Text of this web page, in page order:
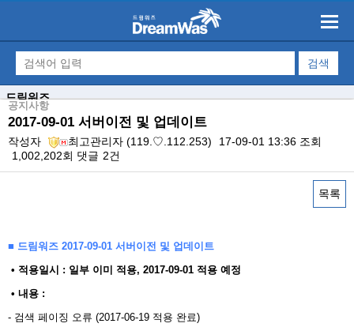
드림워즈
공지사항
2017-09-01 서버이전 및 업데이트
작성자 최고관리자 (119.♡.112.253) 17-09-01 13:36 조회
1,002,202회 댓글 2건
목록
■ 드림워즈 2017-09-01 서버이전 및 업데이트
​ • 적용일시 : 일부 이미 적용, 2017-09-01 적용 예정
• 내용 : ​
- 검색 페이징 오류 (2017-06-19 적용 완료)